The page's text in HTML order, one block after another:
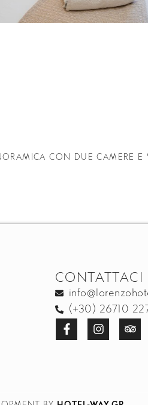
CON DUE CAMERE E
CONTATTACI
(+30) 26710